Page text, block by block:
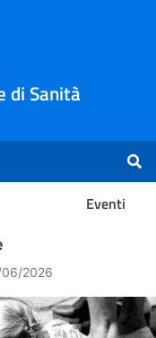
di Sanità
Eventi
2026